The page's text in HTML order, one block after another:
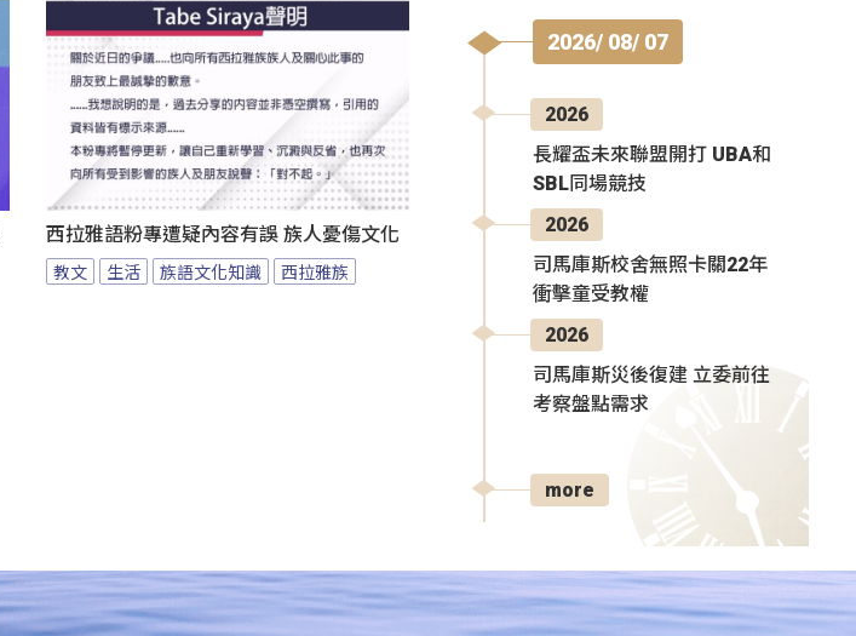
西拉雅語粉專遭疑內容有誤 族人憂傷文化
教文 生活 族語文化知識 西拉雅族
2026/ 08/ 07
2026
長耀盃未來聯盟開打 UBA和
SBL同場競技
2026
司馬庫斯校舍無照卡關22年
衝擊童受教權
2026
司馬庫斯災後復建 立委前往
考察盤點需求
more